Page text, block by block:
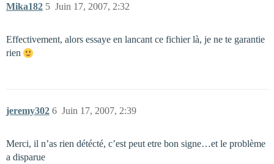
Mika182 Juin 17, 2007, 2:32
5
Effectivement, alors essaye en lancant ce fichier là, je ne te garantie
rien
jeremy302 Juin 17, 2007, 2:39
6
Merci, il n’as rien détécté, c’est peut etre bon signe…et le problème
a disparue